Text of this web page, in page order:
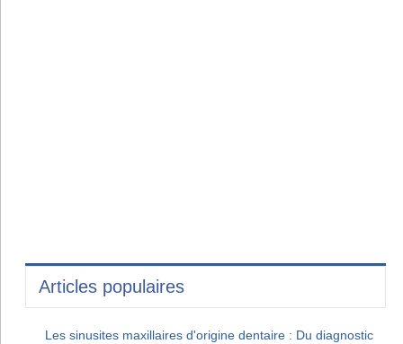
Articles populaires
Les sinusites maxillaires d'origine dentaire : Du diagnostic